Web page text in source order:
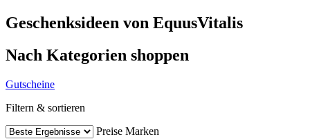
Geschenksideen von EquusVitalis
Nach Kategorien shoppen
Gutscheine
Filtern & sortieren
Preise Marken